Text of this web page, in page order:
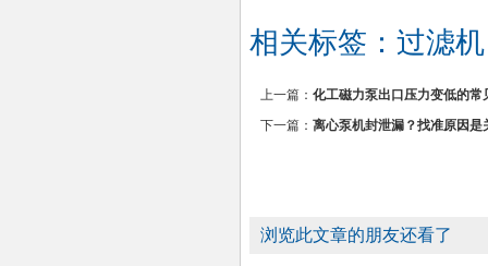
相关标签： 过滤机
上一篇： 化工磁力泵出口压力变低的常
下一篇： 离心泵机封泄漏？找准原因是
浏览此文章的朋友还看了